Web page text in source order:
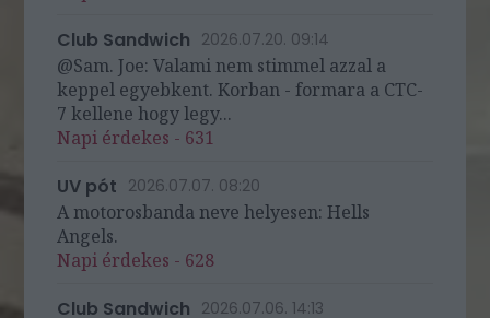
Club Sandwich 2026.07.20. 09:14
@Sam. Joe: Valami nem stimmel azzal a
keppel egyebkent. Korban - formara a CTC-
7 kellene hogy legy...
Napi érdekes - 631
UV pót 2026.07.07. 08:20
A motorosbanda neve helyesen: Hells
Angels.
Napi érdekes - 628
Club Sandwich 2026.07.06. 14:13